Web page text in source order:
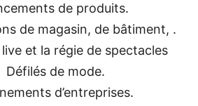
de produits.
de magasin, de bâtiment, .
et la régie de spectacles
Défilés de mode.
d’entreprises.